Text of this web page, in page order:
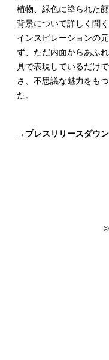
植物、緑色に塗られた
背景について詳しく聞
インスピレーションの
ず、ただ内面からあふ
具で表現しているだけ
さ、不思議な魅力をも
た。
→ プレスリリースダウ
©